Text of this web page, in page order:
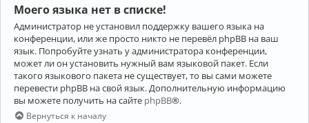
Моего языка нет в списке!
Администратор не установил поддержку вашего языка на
конференции, или же просто никто не перевёл phpBB на ваш
язык. Попробуйте узнать у администратора конференции,
может ли он установить нужный вам языковой пакет. Если
такого языкового пакета не существует, то вы сами можете
перевести phpBB на свой язык. Дополнительную информацию
вы можете получить на сайте phpBB®.
Вернуться к началу